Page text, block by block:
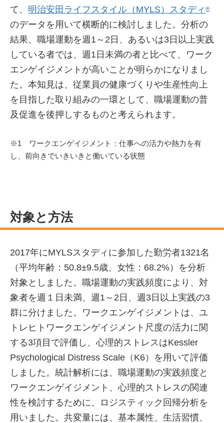
て、 明治安田ライフスタイル（MYLS）スタディ ®
のデータを用いて横断的に検討しました。分析の
結果、職場運動を週1～2日、あるいは3日以上実践
している者では、週1日未満の者と比べて、ワーク
エンゲイジメントが高いことが明らかになりまし
た。本知見は、従業員の健康づくりや生産性向上
を目指した取り組みの一環として、職場運動の普
及促進を後押しするものと考えられます。
※1 ワークエンゲイジメント：仕事への活力や熱力を有
し、前向きでいきいきと働いている状態
対象と方法
2017年にMYLSスタディに参加した勤労者1321名
（平均年齢：50.8±9.5歳、女性：68.2%）を分析
対象としました。職場運動の実践頻度により、対
象者を週１日未満、週1～2日、週3日以上実践の3
群に分けました。ワークエンゲイジメントは、ユ
トレヒトワークエンゲイジメント尺度の活力に関
する3項目で評価し、心理的ストレスはKessler
Psychological Distress Scale（K6）を用いて評価
しました。統計解析には、職場運動の実践頻度と
ワークエンゲイジメント、心理的ストレスの関連
性を検討するために、ロジスティック回帰分析を
用いました。共変量には、基本属性、生活習慣、